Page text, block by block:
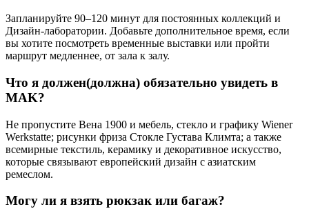
Запланируйте 90–120 минут для постоянных коллекций и
Дизайн-лаборатории. Добавьте дополнительное время, если
вы хотите посмотреть временные выставки или пройти
маршрут медленнее, от зала к залу.
Что я должен(должна) обязательно увидеть в
MAK?
Не пропустите Вена 1900 и мебель, стекло и графику Wiener
Werkstatte; рисунки фриза Стокле Густава Климта; а также
всемирные текстиль, керамику и декоративное искусство,
которые связывают европейский дизайн с азиатским
ремеслом.
Могу ли я взять рюкзак или багаж?